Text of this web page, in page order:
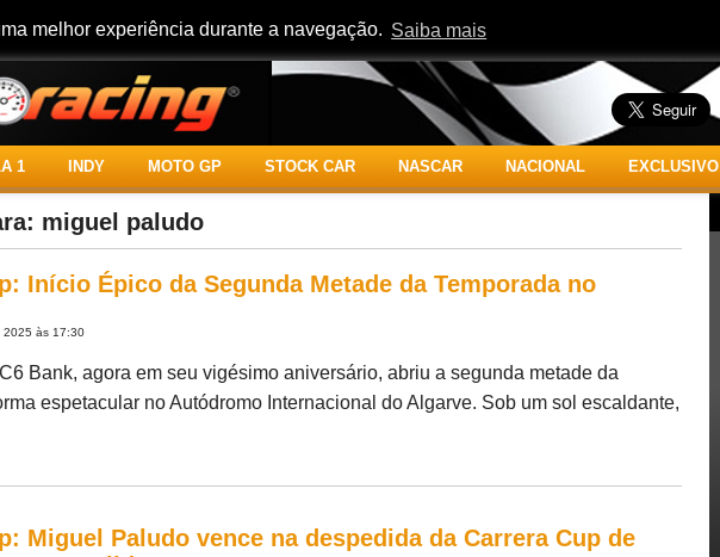
melhor experiência durante a navegação. Saiba mais
1 INDY MOTO GP STOCK CAR NASCAR NACIONAL EXCLUSIVO
miguel paludo
Início Épico da Segunda Metade da Temporada no
às 17:30
Bank, agora em seu vigésimo aniversário, abriu a segunda metade da
espetacular no Autódromo Internacional do Algarve. Sob um sol escaldante,
Miguel Paludo vence na despedida da Carrera Cup de